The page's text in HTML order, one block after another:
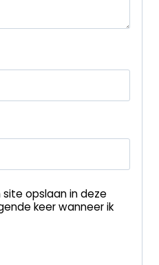
opslaan in deze
keer wanneer ik